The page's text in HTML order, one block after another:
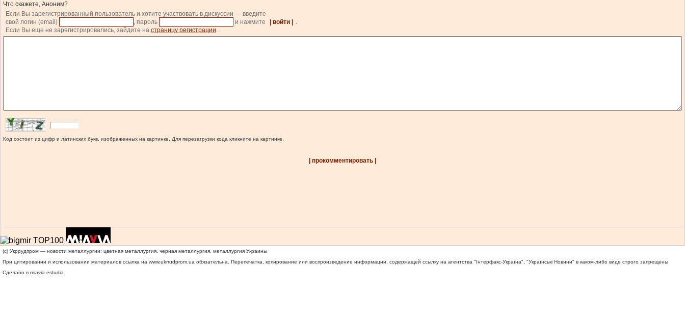
Что скажете, Аноним?
Если Вы зарегистрированный пользователь и хотите участвовать в дискуссии — введите
свой логин (email)
, пароль и нажмите | войти |
.
Если Вы еще не зарегистрировались, зайдите на страницу регистрации.
Код состоит из цифр и латинских букв, изображенных на картинке. Для перезагрузки кода кликните на картинке.
| прокомментировать |
(c) Укррудпром — новости металлургии: цветная металлургия, черная металлургия, металлургия Украины
При цитировании и использовании материалов ссылка на www.ukrrudprom.ua обязательна. Перепечатка, копирование или воспроизведение информации, содержащей ссылку на агентства "Iнтерфакс-Україна", "Українськi Новини" в каком-либо виде строго запрещены
Сделано в miavia estudia.